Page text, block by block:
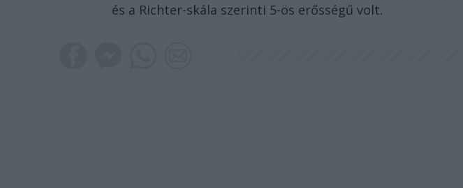
és a Richter-skála szerinti 5-ös erősségű volt.